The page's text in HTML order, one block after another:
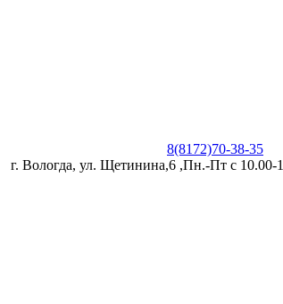
8(8172)70-38-35
г. Вологда, ул. Щетинина,6 ,Пн.-Пт с 10.00-